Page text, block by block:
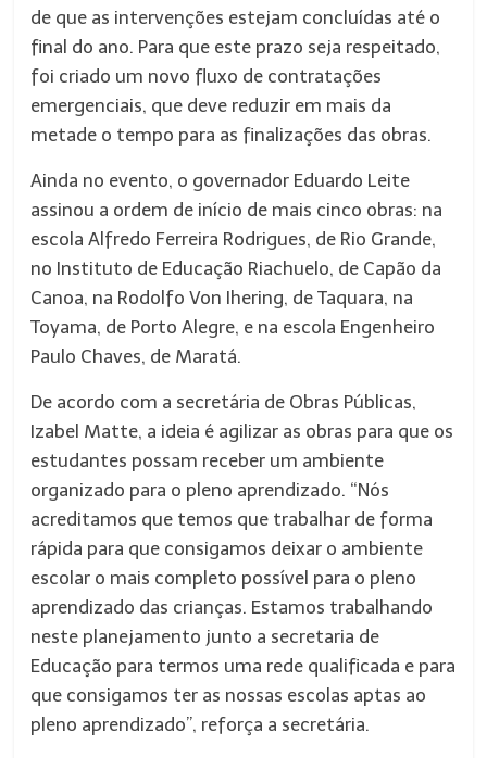
de que as intervenções estejam concluídas até o
final do ano. Para que este prazo seja respeitado,
foi criado um novo fluxo de contratações
emergenciais, que deve reduzir em mais da
metade o tempo para as finalizações das obras.
Ainda no evento, o governador Eduardo Leite
assinou a ordem de início de mais cinco obras: na
escola Alfredo Ferreira Rodrigues, de Rio Grande,
no Instituto de Educação Riachuelo, de Capão da
Canoa, na Rodolfo Von Ihering, de Taquara, na
Toyama, de Porto Alegre, e na escola Engenheiro
Paulo Chaves, de Maratá.
De acordo com a secretária de Obras Públicas,
Izabel Matte, a ideia é agilizar as obras para que os
estudantes possam receber um ambiente
organizado para o pleno aprendizado. “Nós
acreditamos que temos que trabalhar de forma
rápida para que consigamos deixar o ambiente
escolar o mais completo possível para o pleno
aprendizado das crianças. Estamos trabalhando
neste planejamento junto a secretaria de
Educação para termos uma rede qualificada e para
que consigamos ter as nossas escolas aptas ao
pleno aprendizado”, reforça a secretária.